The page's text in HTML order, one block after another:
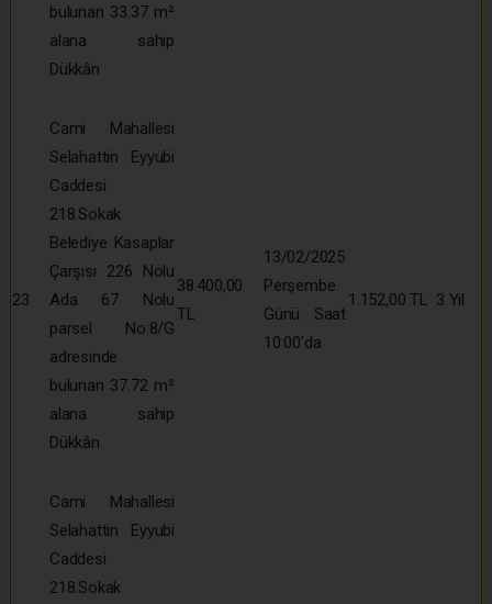
bulunan 33.37 m²
alana sahip
Dükkân
23
Cami Mahallesi
Selahattin Eyyubi
Caddesi
218.Sokak
Belediye Kasaplar
Çarşısı 226 Nolu
Ada 67 Nolu
parsel No:8/G
adresinde
bulunan 37.72 m²
alana sahip
Dükkân
38.400,00
TL
13/02/2025
Perşembe
Günü Saat
10:00’da
1.152,00 TL 3 Yıl
Cami Mahallesi
Selahattin Eyyubi
Caddesi
218.Sokak